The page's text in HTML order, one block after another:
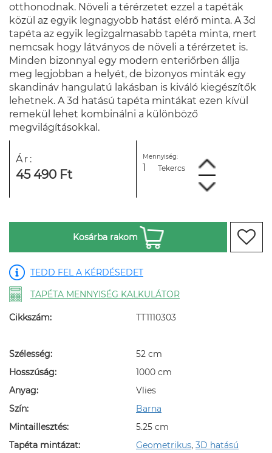
otthonodnak. Növeli a térérzetet ezzel a tapéták
közül az egyik legnagyobb hatást elérő minta. A 3d
tapéta az egyik legizgalmasabb tapéta minta, mert
nemcsak hogy látványos de növeli a térérzetet is.
Minden bizonnyal egy modern enteriőrben állja
meg legjobban a helyét, de bizonyos minták egy
skandináv hangulatú lakásban is kiváló kiegészítők
lehetnek. A 3d hatású tapéta mintákat ezen kívül
remekül lehet kombinálni a különböző
megvilágításokkal.
Ár:
45 490 Ft
Mennyiség:
Tekercs
Kosárba rakom
TEDD FEL A KÉRDÉSEDET
TAPÉTA MENNYISÉG KALKULÁTOR
Cikkszám: TT1110303
Szélesség:
52 cm
Hosszúság:
1000 cm
Anyag:
Vlies
Szín:
Barna
Mintaillesztés:
5.25 cm
Tapéta mintázat:
Geometrikus, 3D hatású